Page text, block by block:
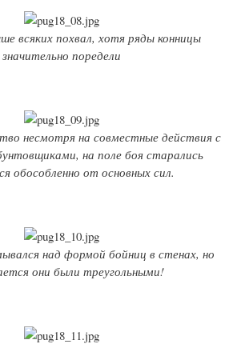
всяких похвал, хотя ряды конницы
значительно поредели
несмотря на совместные действия с
на поле боя старались
обособленно от основных сил.
над формой бойниц в стенах, но
они были треугольными!